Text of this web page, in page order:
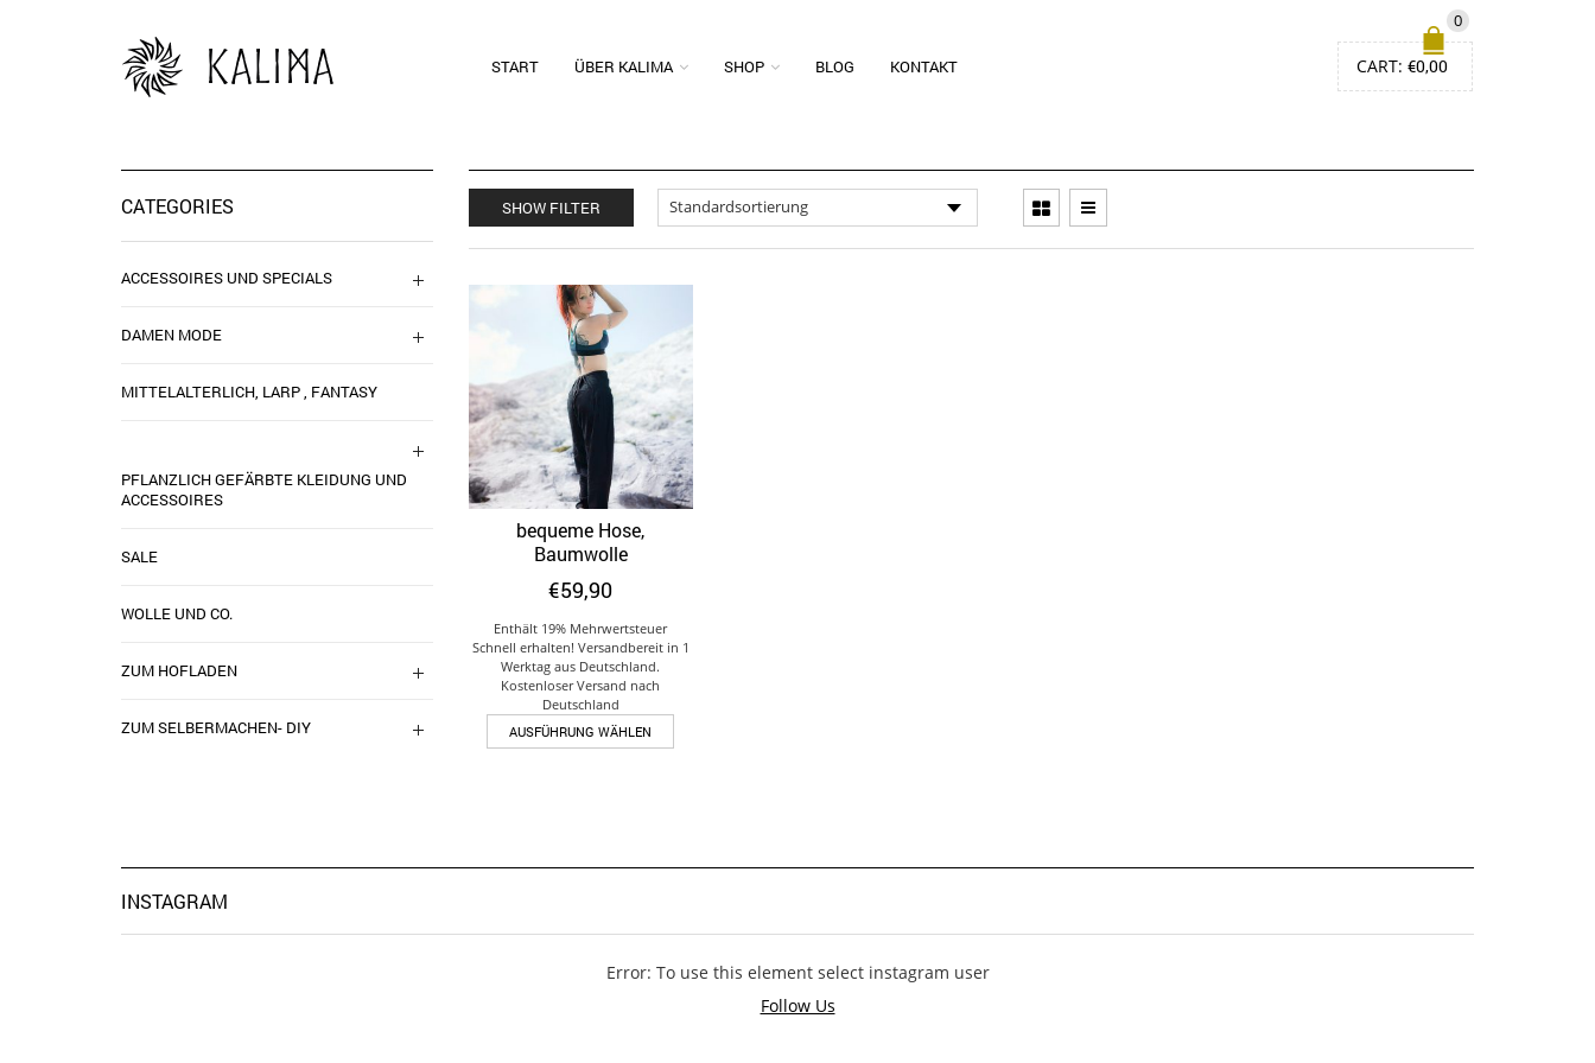
START ÜBER KALIMA SHOP BLOG KONTAKT
0
CART: €0,00
SHOW FILTER
Auf die Wunschliste Quick View
bequeme Hose,
Baumwolle
€59,90
Enthält 19% Mehrwertsteuer
Schnell erhalten! Versandbereit in 1
Werktag aus Deutschland.
Kostenloser Versand nach
Deutschland
AUSFÜHRUNG WÄHLEN
Produkt
Die
auf
Produktseite
CATEGORIES
ACCESSOIRES UND SPECIALS
DAMEN MODE
MITTELALTERLICH, LARP , FANTASY
PFLANZLICH GEFÄRBTE KLEIDUNG UND
ACCESSOIRES
SALE
WOLLE UND CO.
ZUM HOFLADEN
ZUM SELBERMACHEN- DIY
INSTAGRAM
Error: To use this element select instagram user
Follow Us